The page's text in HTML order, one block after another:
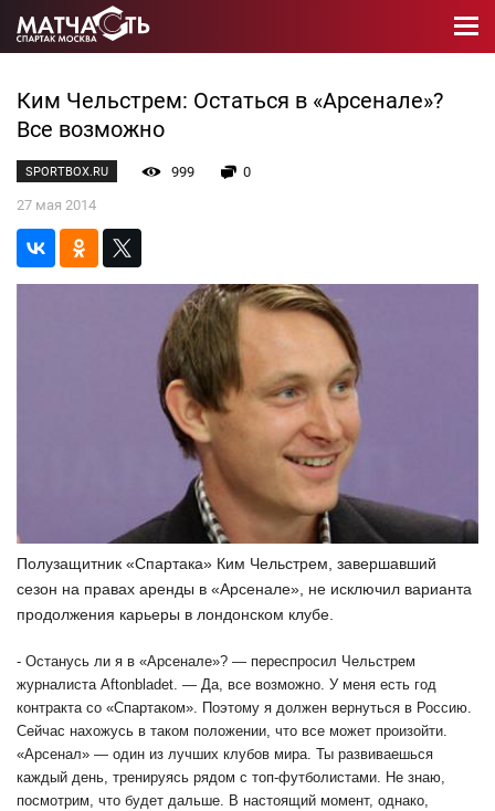
Ким Чельстрем: Остаться в «Арсенале»?
Все возможно
SPORTBOX.RU 999
0
27 мая 2014
Полузащитник «Спартака» Ким Чельстрем, завершавший
сезон на правах аренды в «Арсенале», не исключил варианта
продолжения карьеры в лондонском клубе.
- Останусь ли я в «Арсенале»? — переспросил Чельстрем
журналиста Aftonbladet. — Да, все возможно. У меня есть год
контракта со «Спартаком». Поэтому я должен вернуться в Россию.
Сейчас нахожусь в таком положении, что все может произойти.
«Арсенал» — один из лучших клубов мира. Ты развиваешься
каждый день, тренируясь рядом с топ-футболистами. Не знаю,
посмотрим, что будет дальше. В настоящий момент, однако,